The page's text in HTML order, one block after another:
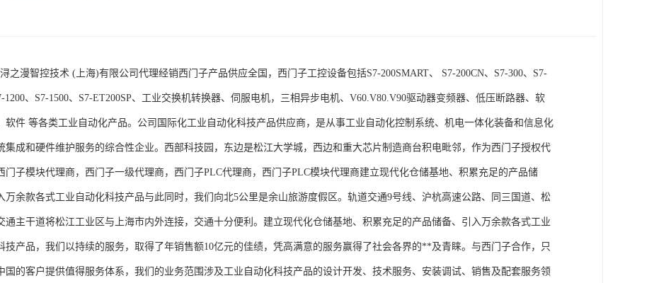
控技术 (上海)有限公司代理经销西门子产品供应全国，西门子工控设备包括S7-200SMART、 S7-200CN、S7-300、S7-
1200、S7-1500、S7-ET200SP、工业交换机转换器、伺服电机，三相异步电机、V60.V80.V90驱动器变频器、低压断路器、软
软件 等各类工业自动化产品。公司国际化工业自动化科技产品供应商，是从事工业自动化控制系统、机电一体化装备和信息化
集成和硬件维护服务的综合性企业。西部科技园，东边是松江大学城，西边和重大芯片制造商台积电毗邻，作为西门子授权代
门子模块代理商，西门子一级代理商，西门子PLC代理商，西门子PLC模块代理商建立现代化仓储基地、积累充足的产品储
万余款各式工业自动化科技产品与此同时，我们向北5公里是余山旅游度假区。轨道交通9号线、沪杭高速公路、同三国道、松
通主干道将松江工业区与上海市内外连接，交通十分便利。建立现代化仓储基地、积累充足的产品储备、引入万余款各式工业
技产品，我们以持续的服务，取得了年销售额10亿元的佳绩，凭高满意的服务赢得了社会各界的**及青睐。与西门子合作，只
国的客户提供值得服务体系，我们的业务范围涉及工业自动化科技产品的设计开发、技术服务、安装调试、销售及配套服务领